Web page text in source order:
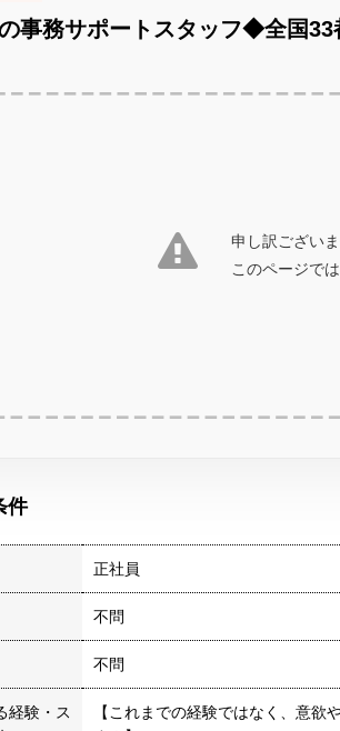
事務サポートスタッフ◆全国
申し訳ござい
このページで
件
正社員
不問
不問
経験・ス
【これまでの経験ではなく、意欲